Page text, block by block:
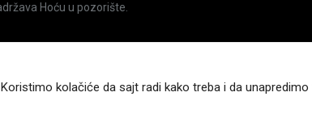
Koristimo kolačiće da sajt radi kako treba i da
Hoću u pozorište.